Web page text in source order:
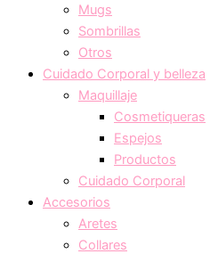
Mugs
Sombrillas
Otros
Cuidado Corporal y belleza
Maquillaje
Cosmetiqueras
Espejos
Productos
Cuidado Corporal
Accesorios
Aretes
Collares